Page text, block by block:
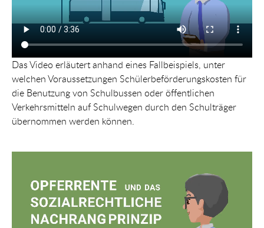
Das Video erläutert anhand eines Fallbeispiels, unter
welchen Voraussetzungen Schülerbeförderungskosten für
die Benutzung von Schulbussen oder öffentlichen
Verkehrsmitteln auf Schulwegen durch den Schulträger
übernommen werden können.